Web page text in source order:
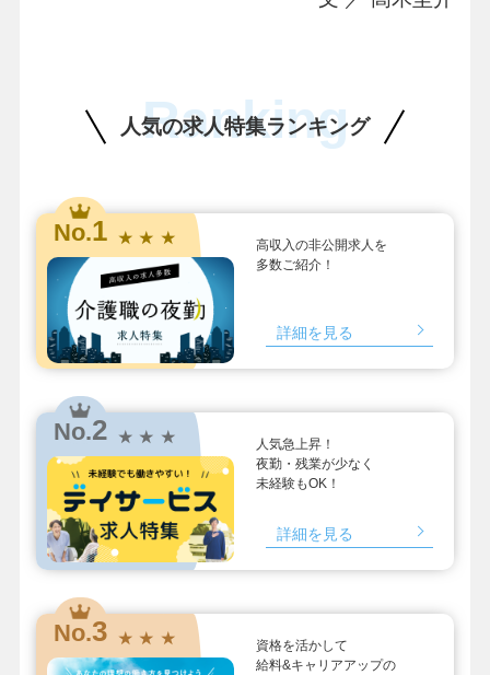
人気の求人特集ランキング
Ranking
No.1 ★ ★ ★
高収入の非公開求人を
多数ご紹介！
詳細を見る
No.2 ★ ★ ★
人気急上昇！
夜勤・残業が少なく
未経験もOK！
詳細を見る
No.3 ★ ★ ★
資格を活かして
給料&キャリアアップの